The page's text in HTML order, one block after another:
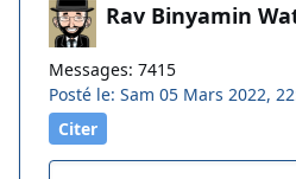
Rav Binyamin
Messages: 7415
Posté le: Sam 05 Mars 2022,
Citer